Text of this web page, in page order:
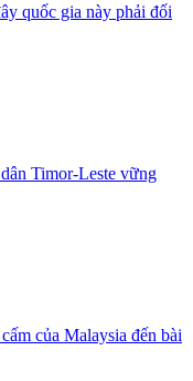
quốc gia này phải đối
Timor-Leste vững
của Malaysia đến bài